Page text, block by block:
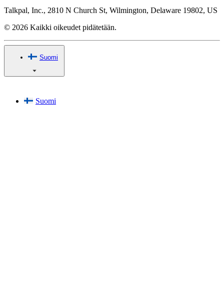
Talkpal, Inc., 2810 N Church St, Wilmington, Delaware 19802, US
© 2026 Kaikki oikeudet pidätetään.
Suomi
Suomi